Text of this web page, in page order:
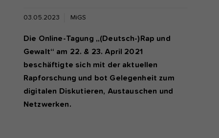
03.05.2023 MiGS
Die Online-Tagung „(Deutsch-)Rap und
Gewalt“ am 22. & 23. April 2021
beschäftigte sich mit der aktuellen
Rapforschung und bot Gelegenheit zum
digitalen Diskutieren, Austauschen und
Netzwerken.